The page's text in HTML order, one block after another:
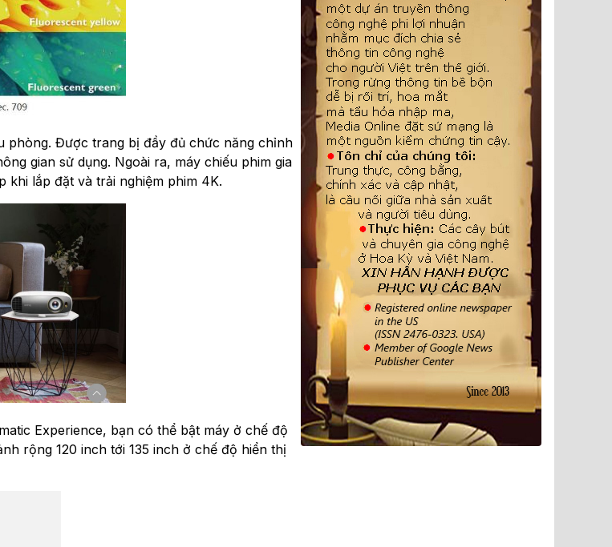
phòng. Được trang bị đầy đủ chức năng chỉnh
gian sử dụng. Ngoài ra, máy chiếu phim gia
khi lắp đặt và trải nghiệm phim 4K.
Experience, bạn có thể bật máy ở chế độ
rộng 120 inch tới 135 inch ở chế độ hiển thị